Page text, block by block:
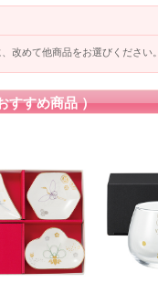
改めて他商品をお選びください。
すめ商品 ）